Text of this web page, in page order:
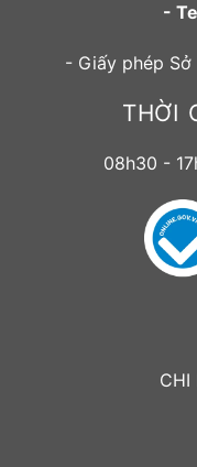
-
- Giấy phép Sở
THỜI
08h30 -
CHI